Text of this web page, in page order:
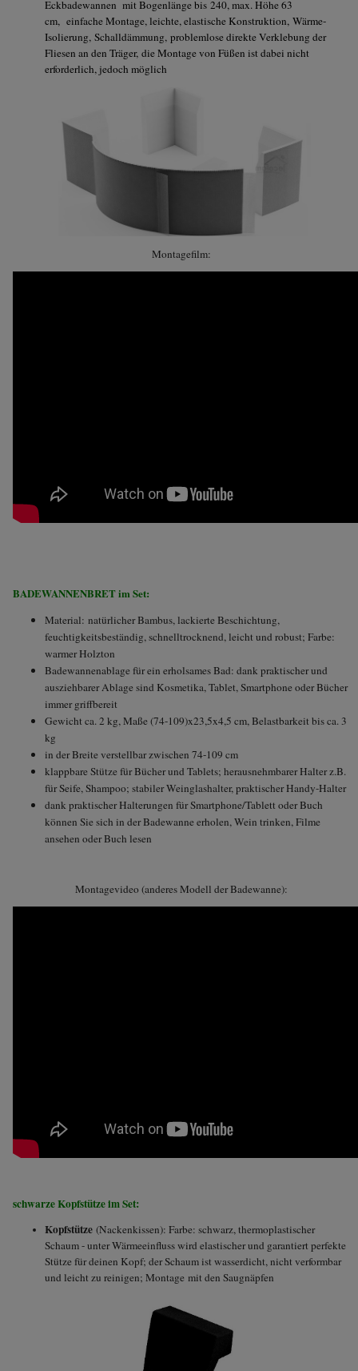
Eckbadewannen mit Bogenlänge bis 240, max. Höhe 63
cm, einfache Montage, leichte, elastische Konstruktion, Wärme-
Isolierung, Schalldämmung, problemlose direkte Verklebung der
Fliesen an den Träger, die Montage von Füßen ist dabei nicht
erforderlich, jedoch möglich
Montagefilm:
BADEWANNENBRET im Set:
Material: natürlicher Bambus, lackierte Beschichtung,
feuchtigkeitsbeständig, schnelltrocknend, leicht und robust; Farbe:
warmer Holzton
Badewannenablage für ein erholsames Bad: dank praktischer und
ausziehbarer Ablage sind Kosmetika, Tablet, Smartphone oder Bücher
immer griffbereit
Gewicht ca. 2 kg, Maße (74-109)x23,5x4,5 cm, Belastbarkeit bis ca. 3
kg
in der Breite verstellbar zwischen 74-109 cm
klappbare Stütze für Bücher und Tablets; herausnehmbarer Halter z.B.
für Seife, Shampoo; stabiler Weinglashalter, praktischer Handy-Halter
dank praktischer Halterungen für Smartphone/Tablett oder Buch
können Sie sich in der Badewanne erholen, Wein trinken, Filme
ansehen oder Buch lesen
Montagevideo (anderes Modell der Badewanne):
schwarze Kopfstütze im Set:
Kopfstütze (Nackenkissen): Farbe: schwarz, thermoplastischer
Schaum - unter Wärmeeinfluss wird elastischer und garantiert perfekte
Stütze für deinen Kopf; der Schaum ist wasserdicht, nicht verformbar
und leicht zu reinigen; Montage mit den Saugnäpfen